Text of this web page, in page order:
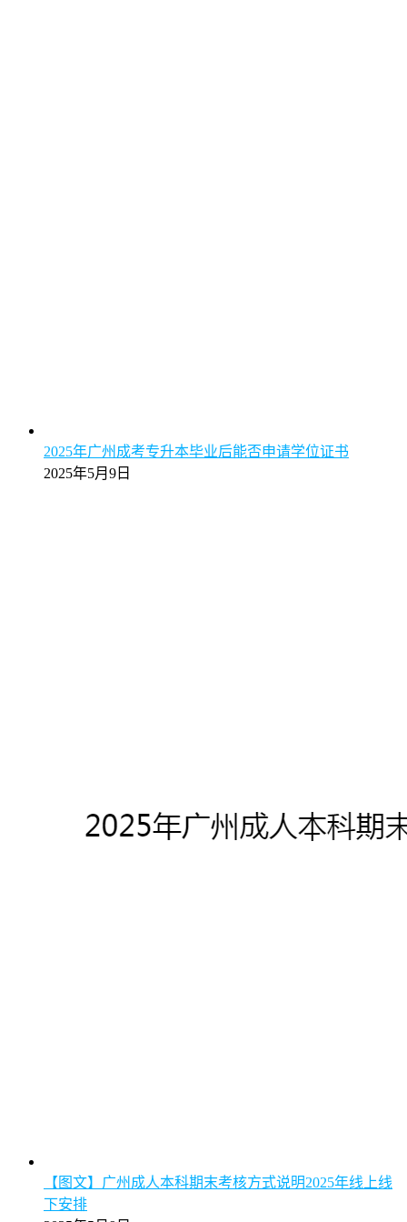
2025年广州成考专升本毕业后能否申请学位证书
2025年5月9日
【图文】广州成人本科期末考核方式说明2025年线上线
下安排